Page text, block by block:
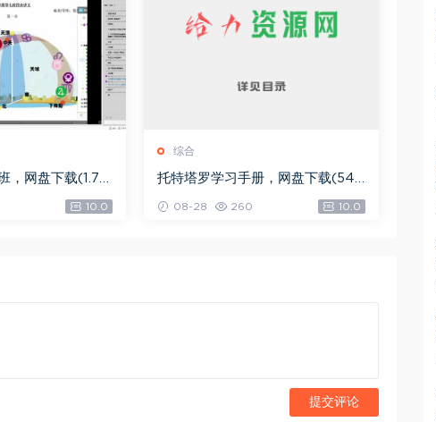
，网盘下载(1.79
10.0
综合
托特塔罗学习手册，网盘下载(54.1
08-28 260 10.0
提交评论